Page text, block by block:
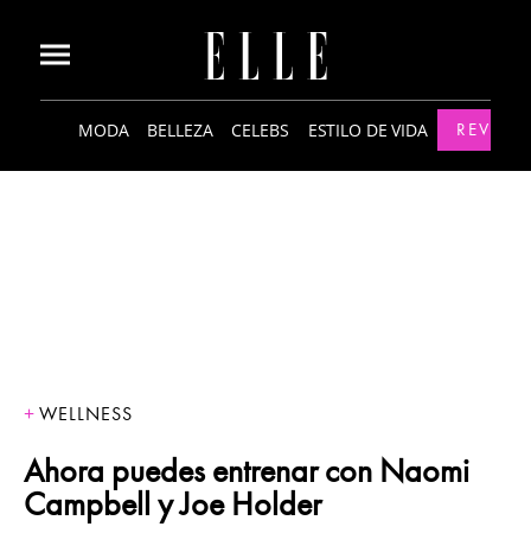
MODA BELLEZA CELEBS ESTILO DE VIDA
WELLNESS
Ahora puedes entrenar con Naomi
Campbell y Joe Holder